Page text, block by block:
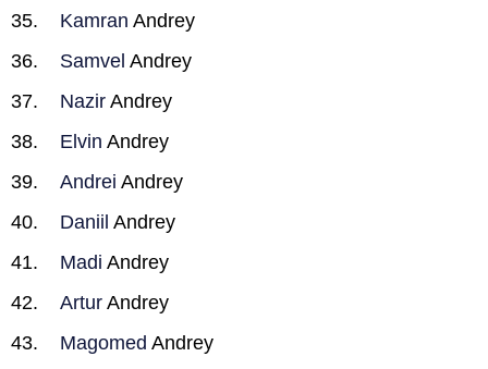
Kamran Andrey
Samvel Andrey
Nazir Andrey
Elvin Andrey
Andrei Andrey
Daniil Andrey
Madi Andrey
Artur Andrey
Magomed Andrey